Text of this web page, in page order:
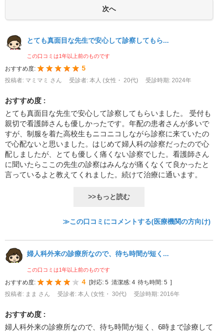
とても真面目な先生で安心して診察してもら...
この口コミは1年以上前のものです
おすすめ度: 5
投稿者: マミマミ さん 受診者: 本人 (女性・ 20代) 受診時期: 2024年
おすすめ度 :
とても真面目な先生で安心して診察してもらいました。 受付も
親切で看護師さんも優しかったです。年配の患者さんが多いで
すが、制服を着た高校生もニコニコしながら診察に来ていたの
で心配ないと思いました。はじめて婦人科の診察だったので心
配しましたが、とても優しく痛くない診察でした。看護師さん
に聞いたらここの先生の診察はみんなが痛くなくて良かったと
言っているよと教えてくれました。続けて治療に通います。
>>もっと読む
≫この口コミにコメントする(医療機関の方向け)
婦人科外来の診療所なので、待ち時間が短く...
この口コミは1年以上前のものです
おすすめ度: 4 [対応: 5 清潔感: 4 待ち時間: 5 ]
投稿者: まま さん
受診者: 本人 (女性・ 30代) 受診時期: 2016年
おすすめ度 :
婦人科外来の診療所なので、待ち時間が短く、6時まで診療して